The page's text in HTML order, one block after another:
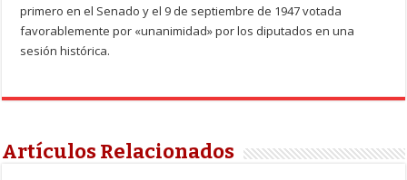
primero en el Senado y el 9 de septiembre de 1947 votada
favorablemente por «unanimidad» por los diputados en una
sesión histórica.
Artículos Relacionados